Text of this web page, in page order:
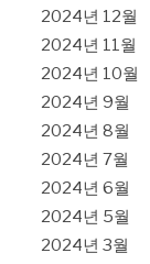
2024년 12월
2024년 11월
2024년 10월
2024년 9월
2024년 8월
2024년 7월
2024년 6월
2024년 5월
2024년 3월